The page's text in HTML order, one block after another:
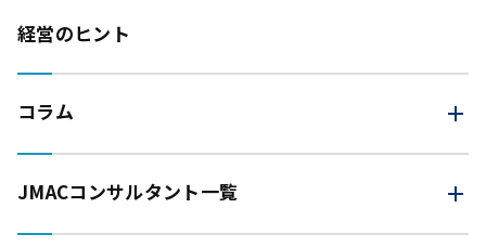
経営のヒント
コラム
JMACコンサルタント一覧